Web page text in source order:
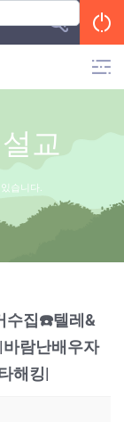
교
습니다.
수집☎️텔레&
람난배우자
해킹|